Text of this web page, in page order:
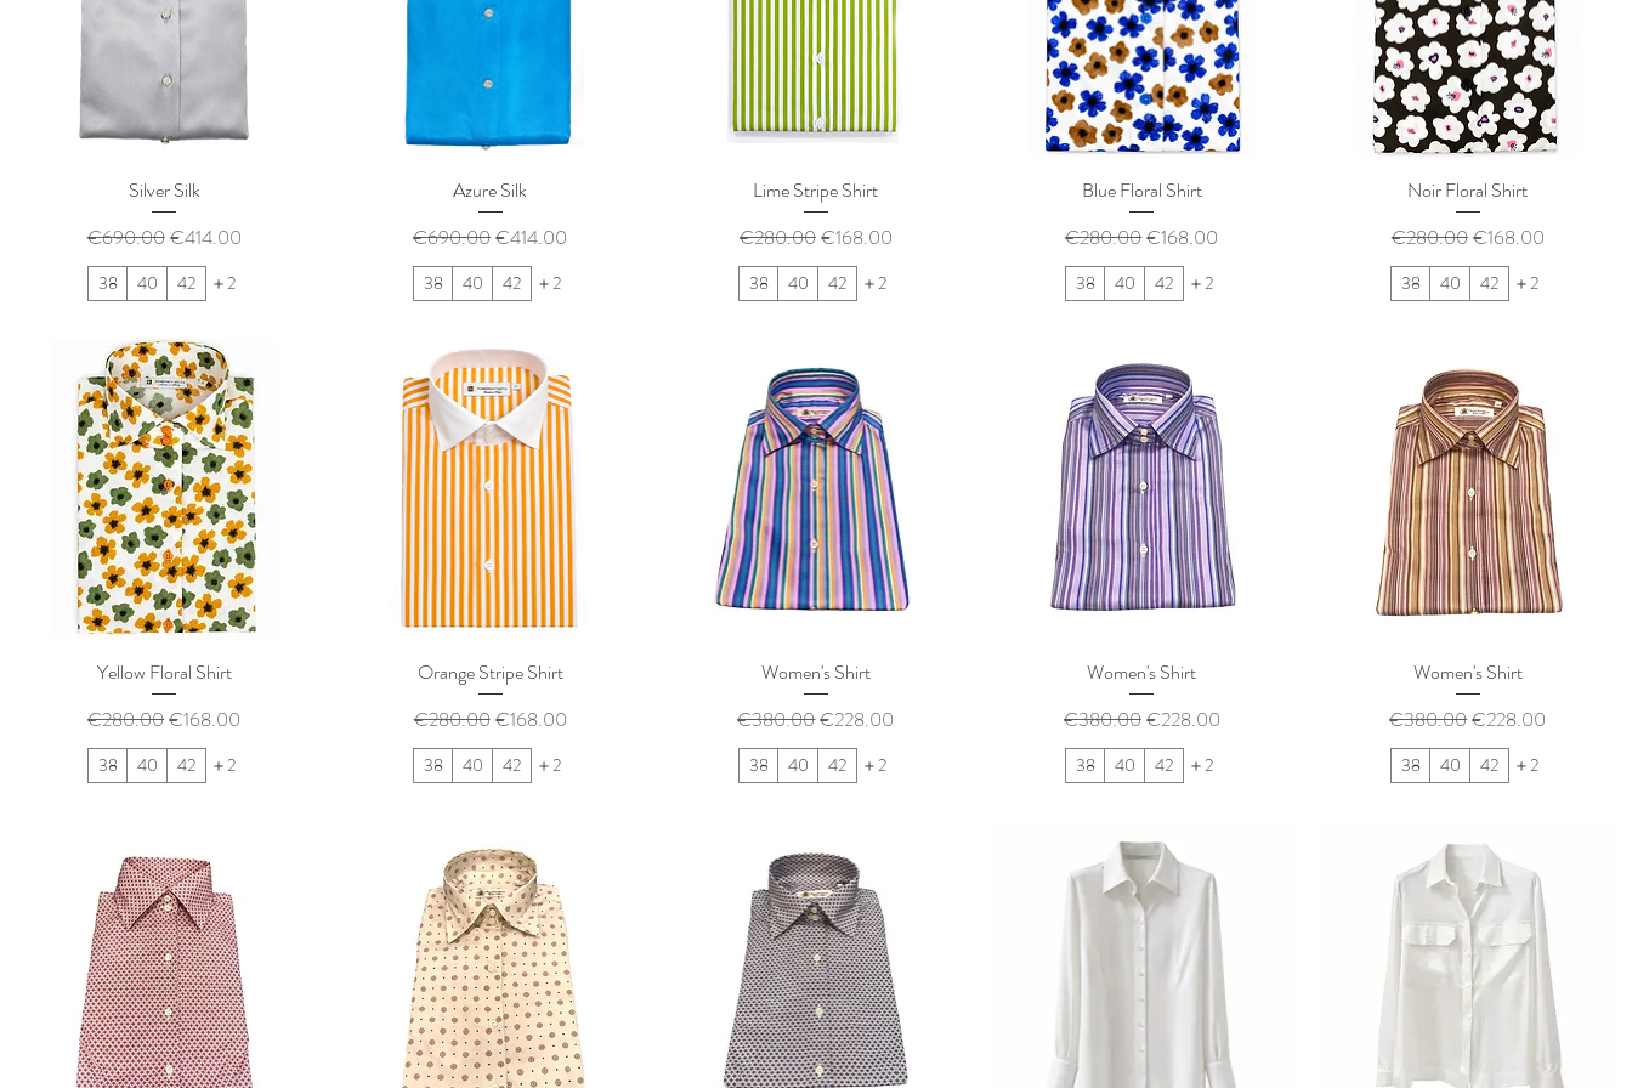
Silver Silk
通常価格
€690.00セール価格
€414.00
38 40 42 ＋2
Azure Silk
通常価格
€690.00セール価格
€414.00
38 40 42 ＋2
Lime Stripe Shirt
通常価格
€280.00セール価格
€168.00
38 40 42 ＋2
Blue Floral Shirt
通常価格
€280.00セール価格
€168.00
38 40 42 ＋2
Noir Floral Shirt
通常価格
€280.00セール価格
€168.00
38 40 42 ＋2
Yellow Floral Shirt
通常価格
€280.00セール価格
€168.00
38 40 42 ＋2
Orange Stripe Shirt
通常価格
€280.00セール価格
€168.00
38 40 42 ＋2
Women's Shirt
通常価格
€380.00セール価格
€228.00
38 40 42 ＋2
Women's Shirt
通常価格
€380.00セール価格
€228.00
38 40 42 ＋2
Women's Shirt
通常価格
€380.00セール価格
€228.00
38 40 42 ＋2